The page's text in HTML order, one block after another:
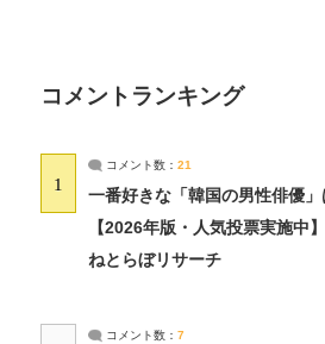
コメントランキング
1
コメント数： 21
一番好きな「韓国の男性俳優」
【2026年版・人気投票実施中
ねとらぼリサーチ
コメント数： 7